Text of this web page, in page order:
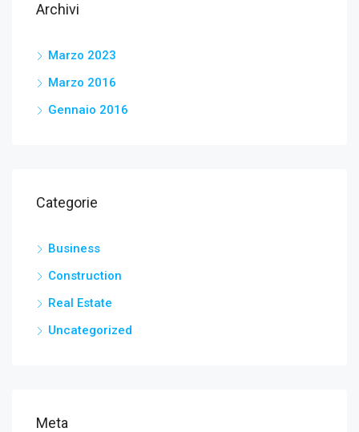
Archivi
Marzo 2023
Marzo 2016
Gennaio 2016
Categorie
Business
Construction
Real Estate
Uncategorized
Meta